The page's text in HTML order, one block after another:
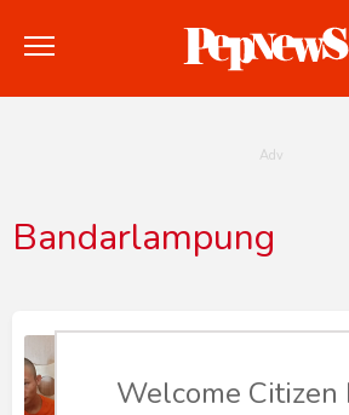
Hankam
Bandarlampung
Bergiliran
Welcome Citizen